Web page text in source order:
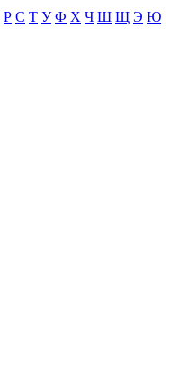
Р С Т У Ф Х Ч Ш Щ Э Ю